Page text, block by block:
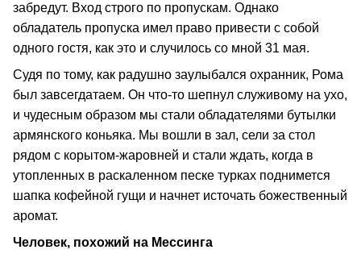
забредут. Вход строго по пропускам. Однако
обладатель пропуска имел право привести с собой
одного гостя, как это и случилось со мной 31 мая.
Судя по тому, как радушно заулыбался охранник, Рома
был завсегдатаем. Он что-то шепнул служивому на ухо,
и чудесным образом мы стали обладателями бутылки
армянского коньяка. Мы вошли в зал, сели за стол
рядом с корытом-жаровней и стали ждать, когда в
утопленных в раскаленном песке турках поднимется
шапка кофейной гущи и начнет источать божественный
аромат.
Человек, похожий на Мессинга